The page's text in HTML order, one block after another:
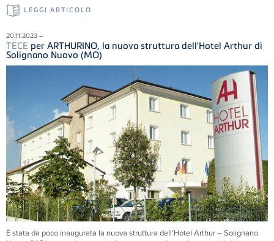
LEGGI ARTICOLO
20.11.2023 –
TECE per ARTHURINO, la nuova struttura dell'Hotel Arthur di
Solignano Nuovo (MO)
È stata da poco inaugurata la nuova struttura dell’Hotel Arthur – Solignano